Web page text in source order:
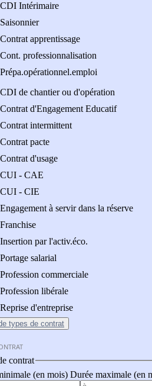
CDI Intérimaire
Saisonnier
Contrat apprentissage
Cont. professionnalisation
Prépa.opérationnel.emploi
CDI de chantier ou d'opération
Contrat d'Engagement Educatif
Contrat intermittent
Contrat pacte
Contrat d'usage
CUI - CAE
CUI - CIE
Engagement à servir dans la réserve
Franchise
Insertion par l'activ.éco.
Portage salarial
Profession commerciale
Profession libérale
Reprise d'entreprise
types de contrat
contrat
(en mois) Durée maximale (en